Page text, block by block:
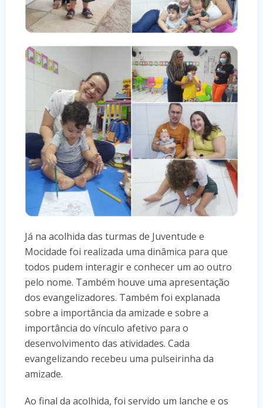
Já na acolhida das turmas de Juventude e
Mocidade foi realizada uma dinâmica para que
todos pudem interagir e conhecer um ao outro
pelo nome. Também houve uma apresentação
dos evangelizadores. Também foi explanada
sobre a importância da amizade e sobre a
importância do vínculo afetivo para o
desenvolvimento das atividades. Cada
evangelizando recebeu uma pulseirinha da
amizade.
Ao final da acolhida, foi servido um lanche e os